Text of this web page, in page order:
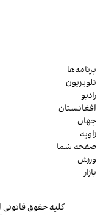
برنامه‌ها
تلویزیون
رادیو
افغانستان
جهان
زاویه
صفحه شما
ورزش
بازار
کلیه حقوق